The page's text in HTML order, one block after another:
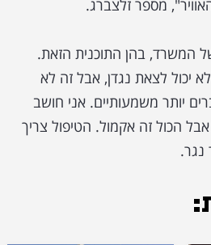
של המשרד, בהן התוכנית הזאת.
יכול לצאת נגדן, אבל זה לא
יותר משמעותיים. אני חושב
הכול זה אקמול. הטיפול צריך
נגר.